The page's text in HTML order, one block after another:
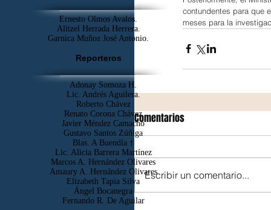
contundentes para que
meses para la
Comentarios
Escribir un comentario...
Ernesto Olmos Avalos.
Alitzel Herrada Herrera.
Garnica Muñoz José Antonio.
Reporteros
Adonay Somoza H.
Lic. Andrés Aguilera.
Roberto Chávez
Renato Corona Chávez
Javier Méndez Camacho
Gustavo Santos Zúñiga
Blas. A Buendía †
​Lic. Alicia Barrera Martínez
Marcos A. Hernández Olivares
Amaury A. Hernández Olivares
Elizabeth Tapia Silva
Ángel Bocanegra
Fernando R. De Aguilar